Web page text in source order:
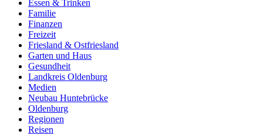
Essen & Trinken
Familie
Finanzen
Freizeit
Friesland & Ostfriesland
Garten und Haus
Gesundheit
Landkreis Oldenburg
Medien
Neubau Huntebrücke
Oldenburg
Regionen
Reisen